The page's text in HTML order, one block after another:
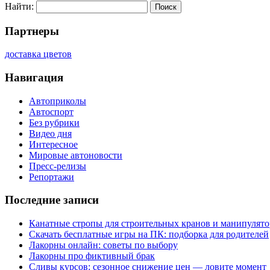
Найти:
Партнеры
доставка цветов
Навигация
Автоприколы
Автоспорт
Без рубрики
Видео дня
Интересное
Мировые автоновости
Пресс-релизы
Репортажи
Последние записи
Канатные стропы для строительных кранов и
Скачать бесплатные игры на ПК: подборка для родителей
Лакорны онлайн: советы по выбору
Лакорны про фиктивный брак
Сливы курсов: сезонное снижение цен — ловите момент